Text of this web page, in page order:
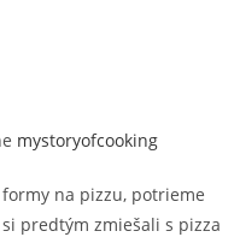
mystoryofcooking
na pizzu, potrieme
predtým zmiešali s pizza